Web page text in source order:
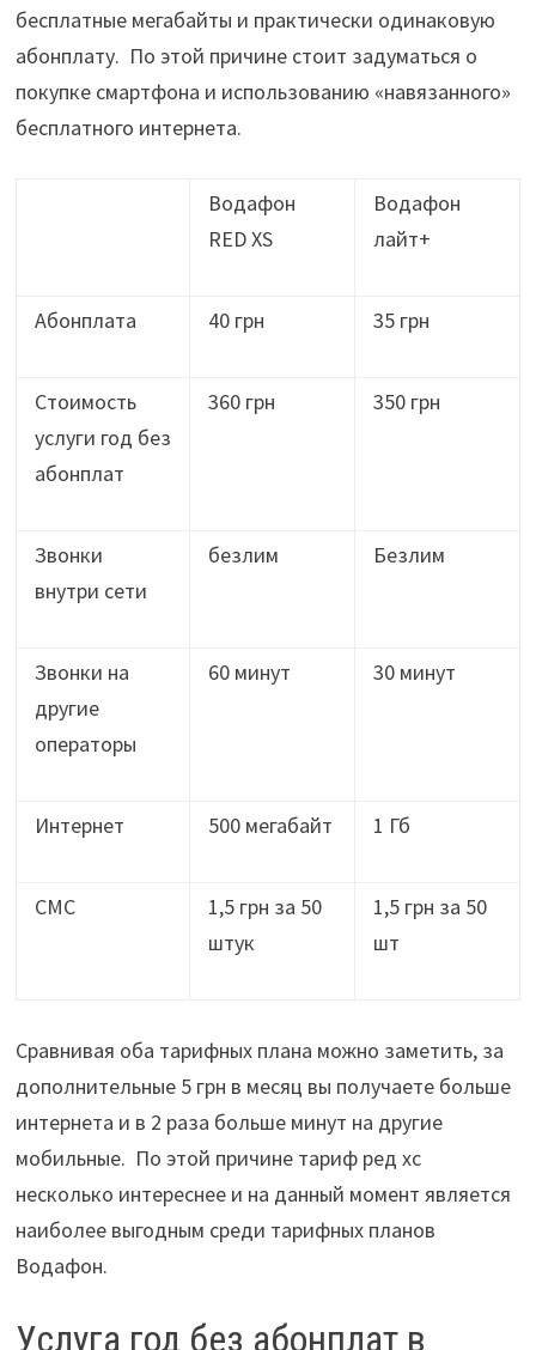
бесплатные мегабайты и практически одинаковую
абонплату. По этой причине стоит задуматься о
покупке смартфона и использованию «навязанного»
бесплатного интернета.
Водафон
RED XS
Водафон
лайт+
Абонплата 40 грн 35 грн
Стоимость
услуги год без
абонплат
360 грн 350 грн
Звонки
внутри сети
безлим Безлим
Звонки на
другие
операторы
60 минут 30 минут
Интернет 500 мегабайт 1 Гб
СМС
1,5 грн за 50
штук
1,5 грн за 50
шт
Сравнивая оба тарифных плана можно заметить, за
дополнительные 5 грн в месяц вы получаете больше
интернета и в 2 раза больше минут на другие
мобильные. По этой причине тариф ред хс
несколько интереснее и на данный момент является
наиболее выгодным среди тарифных планов
Водафон.
Услуга год без абонплат в